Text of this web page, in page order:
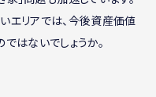
エリアでは、今後資産価値
はないでしょうか。